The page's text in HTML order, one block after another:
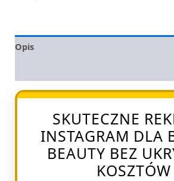
Opis
SKUTECZNE
INSTAGRAM DLA
BEAUTY BEZ
KOSZTÓW